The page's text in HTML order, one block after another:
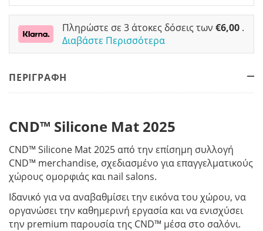
Πληρώστε σε 3 άτοκες δόσεις των €6,00 .
Διαβάστε Περισσότερα
ΠΕΡΙΓΡΑΦΗ
CND™ Silicone Mat 2025
CND™ Silicone Mat 2025 από την επίσημη συλλογή
CND™ merchandise, σχεδιασμένο για επαγγελματικούς
χώρους ομορφιάς και nail salons.
Ιδανικό για να αναβαθμίσει την εικόνα του χώρου, να
οργανώσει την καθημερινή εργασία και να ενισχύσει
την premium παρουσία της CND™ μέσα στο σαλόνι.